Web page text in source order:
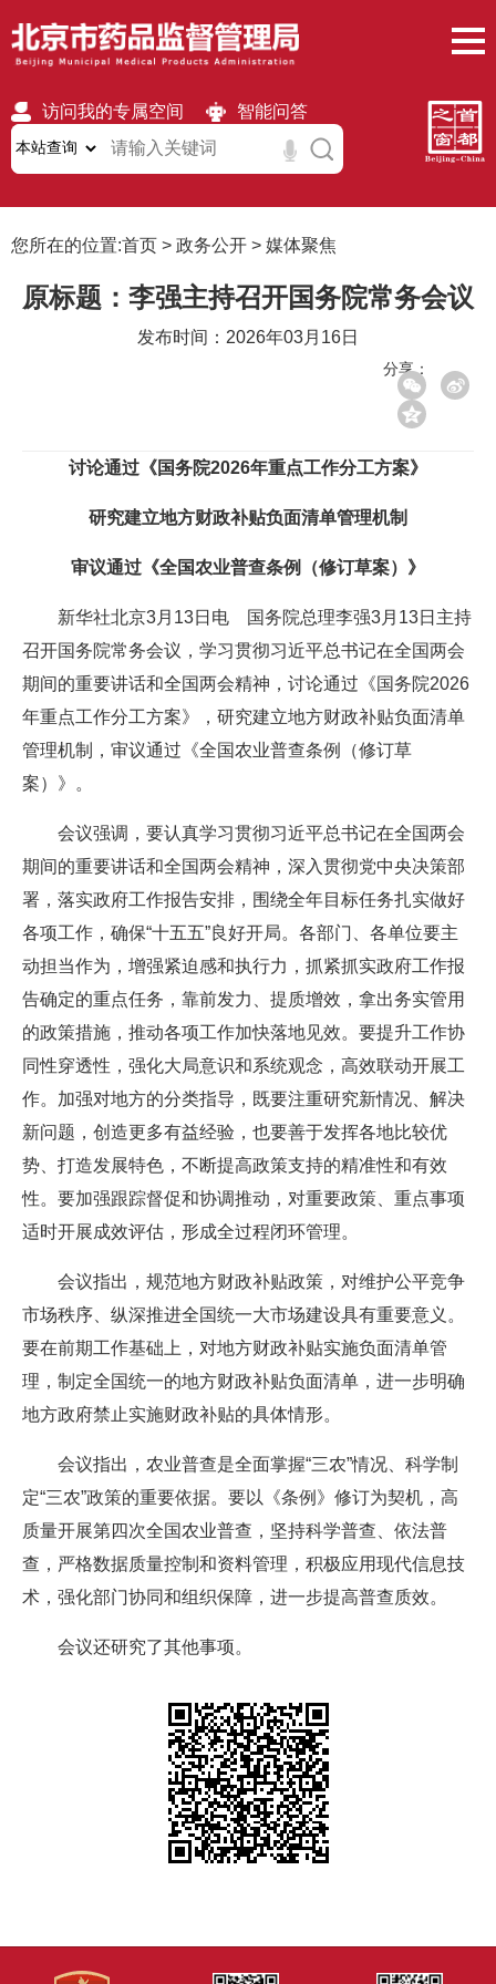
访问我的专属空间 智能问答
无障碍 繁體 移动版
您所在的位置:首页 > 政务公开 > 媒体聚焦
原标题：李强主持召开国务院常务会议
发布时间：2026年03月16日
分享：
讨论通过《国务院2026年重点工作分工方案》
研究建立地方财政补贴负面清单管理机制
审议通过《全国农业普查条例（修订草案）》
新华社北京3月13日电 国务院总理李强3月13日主持
召开国务院常务会议，学习贯彻习近平总书记在全国两会
期间的重要讲话和全国两会精神，讨论通过《国务院2026
年重点工作分工方案》，研究建立地方财政补贴负面清单
管理机制，审议通过《全国农业普查条例（修订草
案）》。
会议强调，要认真学习贯彻习近平总书记在全国两会
期间的重要讲话和全国两会精神，深入贯彻党中央决策部
署，落实政府工作报告安排，围绕全年目标任务扎实做好
各项工作，确保“十五五”良好开局。各部门、各单位要主
动担当作为，增强紧迫感和执行力，抓紧抓实政府工作报
告确定的重点任务，靠前发力、提质增效，拿出务实管用
的政策措施，推动各项工作加快落地见效。要提升工作协
同性穿透性，强化大局意识和系统观念，高效联动开展工
作。加强对地方的分类指导，既要注重研究新情况、解决
新问题，创造更多有益经验，也要善于发挥各地比较优
势、打造发展特色，不断提高政策支持的精准性和有效
性。要加强跟踪督促和协调推动，对重要政策、重点事项
适时开展成效评估，形成全过程闭环管理。
会议指出，规范地方财政补贴政策，对维护公平竞争
市场秩序、纵深推进全国统一大市场建设具有重要意义。
要在前期工作基础上，对地方财政补贴实施负面清单管
理，制定全国统一的地方财政补贴负面清单，进一步明确
地方政府禁止实施财政补贴的具体情形。
会议指出，农业普查是全面掌握“三农”情况、科学制
定“三农”政策的重要依据。要以《条例》修订为契机，高
质量开展第四次全国农业普查，坚持科学普查、依法普
查，严格数据质量控制和资料管理，积极应用现代信息技
术，强化部门协同和组织保障，进一步提高普查质效。
会议还研究了其他事项。